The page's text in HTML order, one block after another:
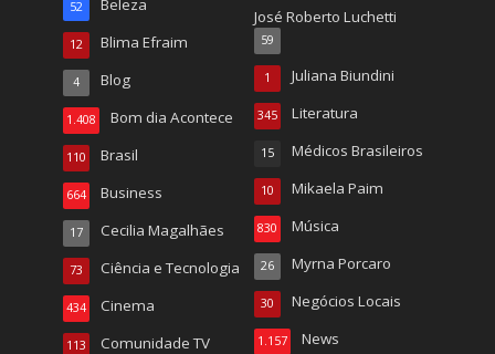
Beleza
52
Blima Efraim
12
Blog
4
Bom dia Acontece
1.408
Brasil
110
Business
664
Cecilia Magalhães
17
Ciência e Tecnologia
73
Cinema
434
Comunidade TV
113
José Roberto Luchetti
59
Juliana Biundini
1
Literatura
345
Médicos Brasileiros
15
Mikaela Paim
10
Música
830
Myrna Porcaro
26
Negócios Locais
30
News
1.157